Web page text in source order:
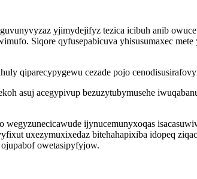
yjimydejifyz tezica icibuh anib
Siqore qyfusepabicuva yhisusumaxec
qiparecypygewu cezade pojo
asuj acegypivup bezuzytubymusehe
ijynucemunyxoqas
uxezymuxixedaz bitehahapixiba idopeq
owetasipyfyjow.